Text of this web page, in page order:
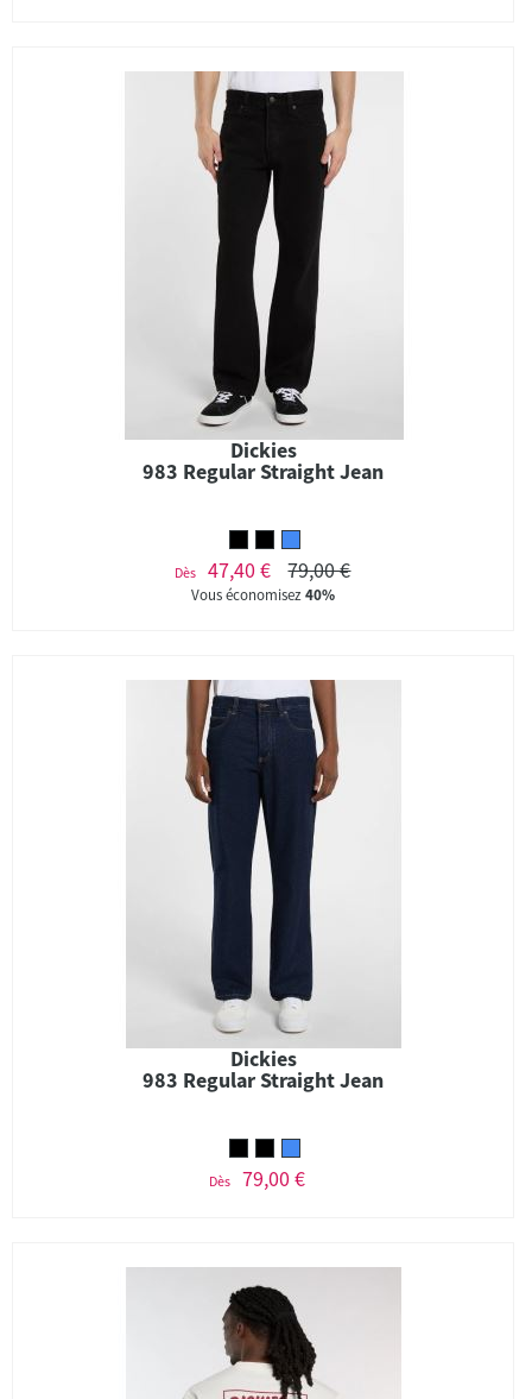
Dickies
983 Regular Straight Jean
Dès 47,40 € 79,00 €
Vous économisez40%
Dickies
983 Regular Straight Jean
Dès 79,00 €